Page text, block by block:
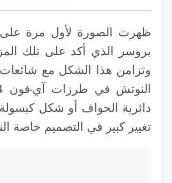
بروسر الذي أكد على تلك
وتزامن هذا الشكل مع
دائرية الحواف أو شكل
تغيير كبير في التصميم خاصة